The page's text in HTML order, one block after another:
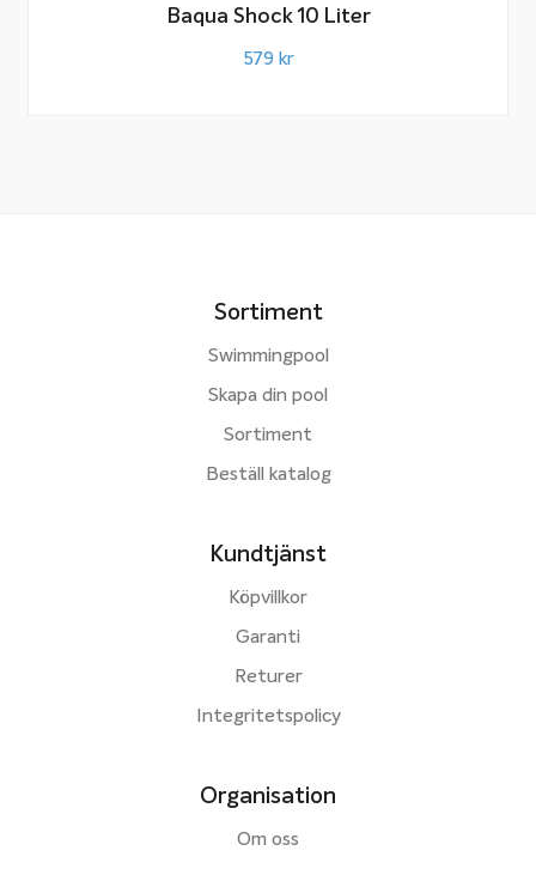
Baqua Shock 10 Liter
579 kr
Sortiment
Swimmingpool
Skapa din pool
Sortiment
Beställ katalog
Kundtjänst
Köpvillkor
Garanti
Returer
Integritetspolicy
Organisation
Om oss